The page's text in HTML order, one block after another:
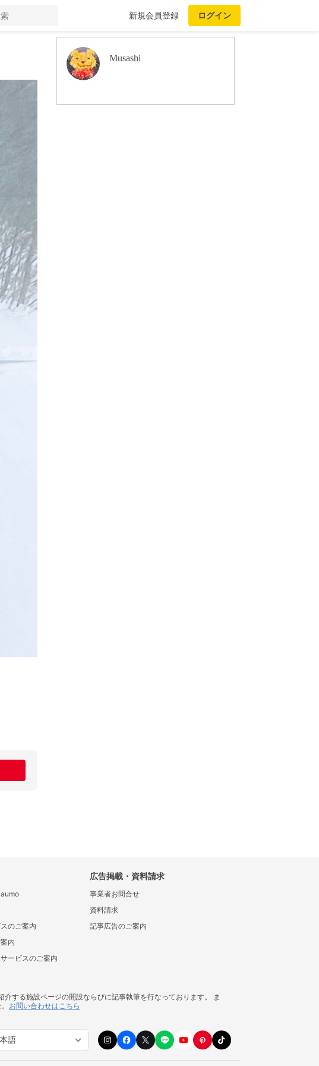
新規会員登録 ログイン
Musashi
のご案内
内
ービスのご案内
広告掲載・資料請求
事業者お問合せ
資料請求
記事広告のご案内
する施設ページの開設ならびに記事執筆を行なっております。 ま
お問い合わせはこちら